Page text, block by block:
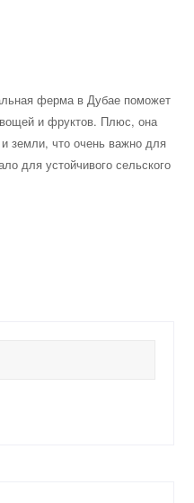
ферма в Дубае поможет
и фруктов. Плюс, она
земли, что очень важно для
для устойчивого сельского